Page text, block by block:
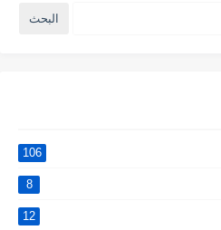
106
8
12